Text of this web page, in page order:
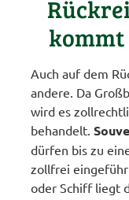
kommt
Auch auf dem
andere. Da
wird es
behandelt.
dürfen bis zu
zollfrei
oder Schiff liegt